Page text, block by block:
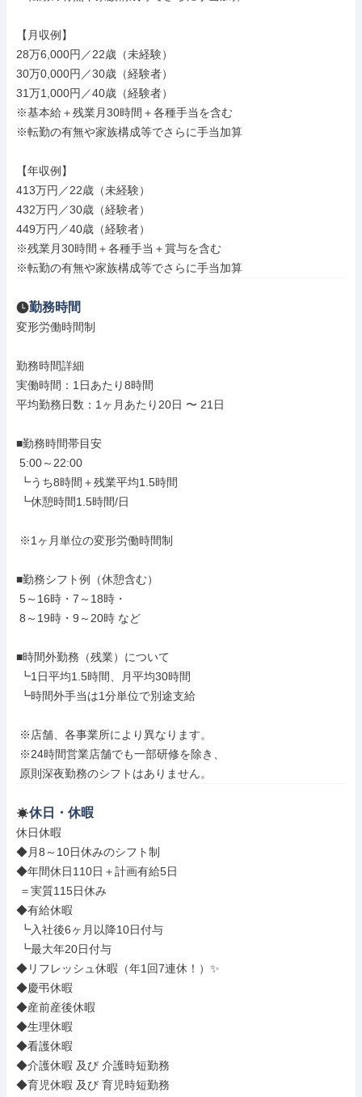
【月収例】
28万6,000円／22歳（未経験）
30万0,000円／30歳（経験者）
31万1,000円／40歳（経験者）
※基本給＋残業月30時間＋各種手当を含む
※転勤の有無や家族構成等でさらに手当加算
【年収例】
413万円／22歳（未経験）
432万円／30歳（経験者）
449万円／40歳（経験者）
※残業月30時間＋各種手当＋賞与を含む
※転勤の有無や家族構成等でさらに手当加算
勤務時間
変形労働時間制
勤務時間詳細
実働時間：1日あたり8時間
平均勤務日数：1ヶ月あたり20日 〜 21日
■勤務時間帯目安
■勤務シフト例（休憩含む）
■時間外勤務（残業）について
原則深夜勤務のシフトはありません。
休日・休暇
休日休暇
◆月8～10日休みのシフト制
◆年間休日110日＋計画有給5日
◆有給休暇
◆リフレッシュ休暇（年1回7連休！）✨
◆慶弔休暇
◆産前産後休暇
◆生理休暇
◆看護休暇
◆介護休暇 及び 介護時短勤務
◆育児休暇 及び 育児時短勤務